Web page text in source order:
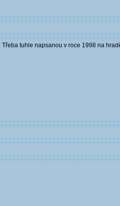
tuhle napsanou v roce 1998 na